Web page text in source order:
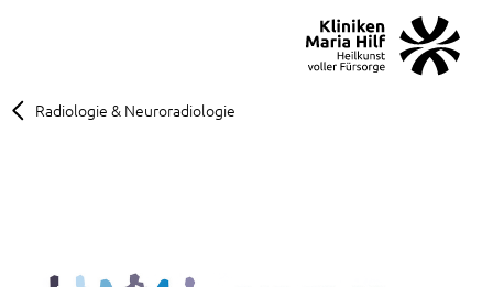
Radiologie & Neuroradiologie